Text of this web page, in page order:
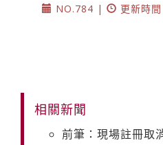
NO.784 |
更新時
相關新聞
前筆：現場註冊取